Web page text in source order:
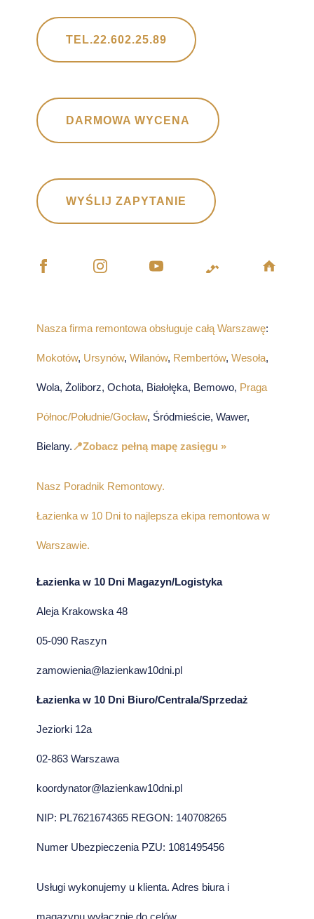
TEL.22.602.25.89
DARMOWA WYCENA
WYŚLIJ ZAPYTANIE
Nasza firma remontowa obsługuje całą Warszawę:
Mokotów, Ursynów,Wilanów, Rembertów,Wesoła,
Wola, Żoliborz, Ochota, Białołęka, Bemowo, Praga
Północ/Południe/Gocław, Śródmieście, Wawer,
Bielany. 📍Zobacz pełną mapę zasięgu »
Nasz Poradnik Remontowy.
Łazienka w 10 Dni to najlepsza ekipa remontowa w
Warszawie.
Łazienka w 10 Dni Magazyn/Logistyka
Aleja Krakowska 48
05-090 Raszyn
zamowienia@lazienkaw10dni.pl
Łazienka w 10 Dni Biuro/Centrala/Sprzedaż
Jeziorki 12a
02-863 Warszawa
koordynator@lazienkaw10dni.pl
NIP: PL7621674365 REGON: 140708265
Numer Ubezpieczenia PZU: 1081495456
Usługi wykonujemy u klienta. Adres biura i